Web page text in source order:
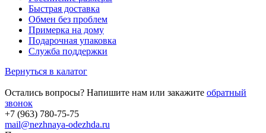
Быстрая доставка
Обмен без проблем
Примерка на дому
Подарочная упаковка
Служба поддержки
Вернуться в калатог
Остались вопросы? Напишите нам или закажите обратный
звонок
+7 (963) 780-75-75
mail@nezhnaya-odezhda.ru